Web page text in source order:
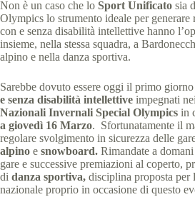
Non è un caso che lo Sport Unificato sia
Olympics lo strumento ideale per
con e senza disabilità intellettive hanno
insieme, nella stessa squadra, a
alpino e nella danza sportiva.
Sarebbe dovuto essere oggi il primo
e senza disabilità intellettive impegnati nei
Nazionali Invernali Special Olympics in
a giovedì 16 Marzo. Sfortunatamente il
regolare svolgimento in sicurezza delle
alpino e snowboard. Rimandate a
gare e successive premiazioni al coperto,
di danza sportiva, disciplina proposta
nazionale proprio in occasione di questo